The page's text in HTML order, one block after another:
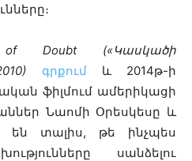
of Doubt («Կասկածի
գրքում և 2014թ-ի
ֆիլմում ամերիկացի
Նաոմի Օրեսկեսը և
են տալիս, թե ինչպես
սանձելու